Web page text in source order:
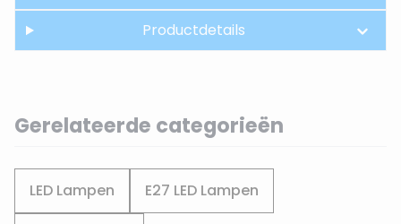
Productdetails
Gerelateerde categorieën
LED Lampen E27 LED Lampen